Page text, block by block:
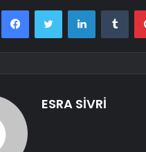
FacebookTwitter LinkedIn
ESRA SİVRİ